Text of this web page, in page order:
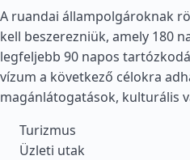
A ruandai állampolgároknak
kell beszerezniük, amely 180
legfeljebb 90 napos
vízum a következő célokra
magánlátogatások, kulturális
Turizmus
Üzleti utak